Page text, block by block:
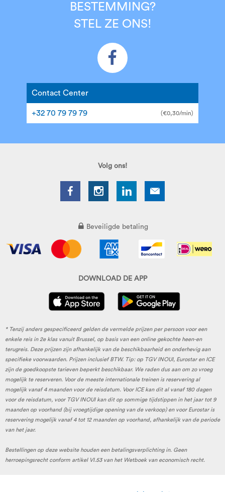
BESTEMMING?
STEL ZE ONS!
Contact Center
+32 70 79 79 79 (€0,30/min)
Volg ons!
Beveiligde betaling
DOWNLOAD DE APP
* Tenzij anders gespecificeerd gelden de vermelde prijzen per persoon voor een
enkele reis in 2e klas vanuit Brussel, op basis van een online gekochte heen-en
terugreis. Deze prijzen zijn afhankelijk van de beschikbaarheid en onderhevig aan
specifieke voorwaarden. Prijzen inclusief BTW. Tip: op TGV INOUI, Eurostar en ICE
zijn de goedkoopste tarieven beperkt beschikbaar. We raden dus aan om zo vroeg
mogelijk te reserveren. Voor de meeste internationale treinen is reservering al
mogelijk vanaf 4 maanden voor de reisdatum. Voor ICE kan dit al vanaf 180 dagen
voor de reisdatum, voor TGV INOUI kan dit op sommige tijdstippen in het jaar tot 9
maanden op voorhand (bij vroegtijdige opening van de verkoop) en voor Eurostar is
reservering mogelijk vanaf 4 tot 12 maanden op voorhand, afhankelijk van de periode
van het jaar.
Bestellingen op deze website houden een betalingsverplichting in. Geen
herroepingsrecht conform artikel VI.53 van het Wetboek van economisch recht.